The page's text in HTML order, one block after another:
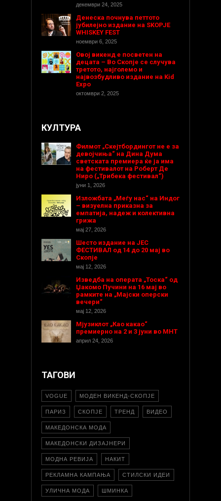
декември 24, 2025
Денеска почнува петтото
јубилејно издание на SKOPJE
WHISKEY FEST
ноември 6, 2025
Овој викенд е посветен на
децата – Во Скопје се случува
третото, најголемо и
највозбудливо издание на Kid
Expo
октомври 2, 2025
КУЛТУРА
Филмот „Скејтбордингот не е за
девојчиња“ на Дина Дума
светската премиера ќе ја има
на фестивалот на Роберт Де
Ниро („Трибека фестивал“)
јуни 1, 2026
Изложбата „Меѓу нас“ на Индог
– визуелна приказна за
емпатија, надеж и колективна
грижа
мај 27, 2026
Шесто издание на ЈЕС
ФЕСТИВАЛ од 14 до 20 мај во
Скопје
мај 12, 2026
Изведба на операта „Тоска“ од
Џакомо Пучини на 16 мај во
рамките на „Мајски оперски
вечери“
мај 12, 2026
Мјузиклот „Као какао“
премиерно на 2 и 3 јуни во МНТ
април 24, 2026
ТАГОВИ
VOGUE МОДЕН ВИКЕНД-СКОПЈЕ
ПАРИЗ СКОПЈЕ ТРЕНД ВИДЕО
МАКЕДОНСКА МОДА
МАКЕДОНСКИ ДИЗАЈНЕРИ
МОДНА РЕВИЈА НАКИТ
РЕКЛАМНА КАМПАЊА СТИЛСКИ ИДЕИ
УЛИЧНА МОДА ШМИНКА